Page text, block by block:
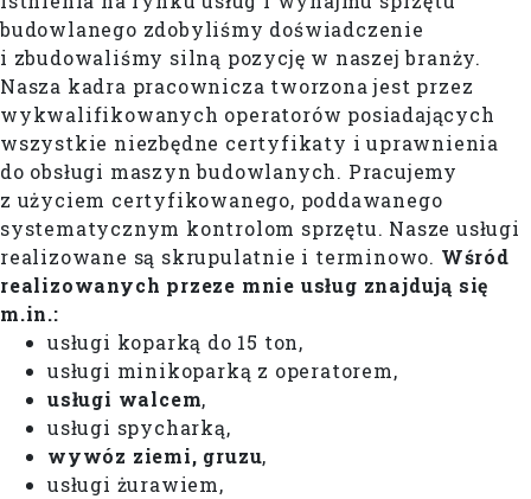
budowlanego zdobyliśmy doświadczenie
i zbudowaliśmy silną pozycję w naszej branży.
Nasza kadra pracownicza tworzona jest przez
wykwalifikowanych operatorów posiadających
wszystkie niezbędne certyfikaty i uprawnienia
do obsługi maszyn budowlanych. Pracujemy
z użyciem certyfikowanego, poddawanego
systematycznym kontrolom sprzętu. Nasze usługi
realizowane są skrupulatnie i terminowo. Wśród
realizowanych przeze mnie usług znajdują się
m.in.:
usługi koparką do 15 ton,
usługi minikoparką z operatorem,
usługi walcem,
usługi spycharką,
wywóz ziemi, gruzu,
usługi żurawiem,